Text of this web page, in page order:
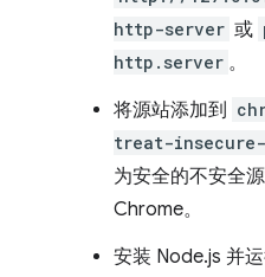
http-server 或
http.server 。
将源站添加到
treat-
为安全的不安全
Chrome。
安装 Node.js 并